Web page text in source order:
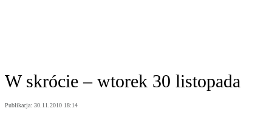
W skrócie – wtorek 30 listopada
Publikacja: 30.11.2010 18:14